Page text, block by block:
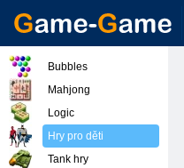
Bubbles
Mahjong
Logic
Hry pro děti
Tank hry